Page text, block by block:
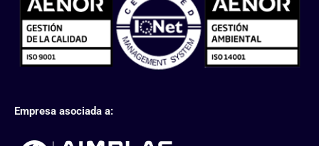
Empresa asociada a: